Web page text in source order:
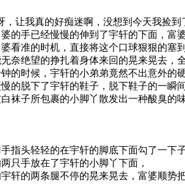
让我真的好痴迷啊，没想到今天我捡
手已经慢慢的伸到了宇轩的下面，富
看准的时机，直接将这个口球狠狠的塞
绝望的挣扎着身体来回的晃来晃去，
时候，宇轩的小弟弟竟然不出意外的
脱下了宇轩的鞋子，脱下鞋子的一瞬
袜子所包裹的小脚丫散发出一种酸臭
指头轻轻的在宇轩的脚底下面勾了一下子
只手放在了宇轩的小脚丫下面，
轩的两条腿不停的晃来晃去，富婆顺